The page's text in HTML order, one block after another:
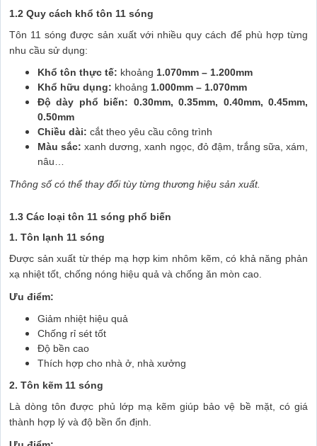
1.2 Quy cách khổ tôn 11 sóng
Tôn 11 sóng được sản xuất với nhiều quy cách để phù hợp từng
nhu cầu sử dụng:
Khổ tôn thực tế: khoảng 1.070mm – 1.200mm
Khổ hữu dụng: khoảng 1.000mm – 1.070mm
Độ dày phổ biến: 0.30mm, 0.35mm, 0.40mm, 0.45mm,
0.50mm
Chiều dài: cắt theo yêu cầu công trình
Màu sắc: xanh dương, xanh ngọc, đỏ đậm, trắng sữa, xám,
nâu…
Thông số có thể thay đổi tùy từng thương hiệu sản xuất.
1.3 Các loại tôn 11 sóng phổ biến
1. Tôn lạnh 11 sóng
Được sản xuất từ thép mạ hợp kim nhôm kẽm, có khả năng phản
xạ nhiệt tốt, chống nóng hiệu quả và chống ăn mòn cao.
Ưu điểm:
Giảm nhiệt hiệu quả
Chống rỉ sét tốt
Độ bền cao
Thích hợp cho nhà ở, nhà xưởng
2. Tôn kẽm 11 sóng
Là dòng tôn được phủ lớp mạ kẽm giúp bảo vệ bề mặt, có giá
thành hợp lý và độ bền ổn định.